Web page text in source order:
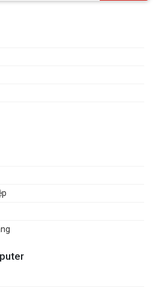
(Supports ESD
Port with LED
Header (4-Pin)
(4-Pin)
Power Cable
mm (1.92L)